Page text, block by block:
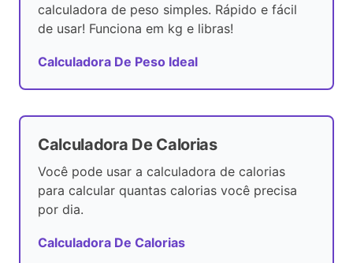
calculadora de peso simples. Rápido e fácil
de usar! Funciona em kg e libras!
Calculadora De Peso Ideal
Calculadora De Calorias
Você pode usar a calculadora de calorias
para calcular quantas calorias você precisa
por dia.
Calculadora De Calorias